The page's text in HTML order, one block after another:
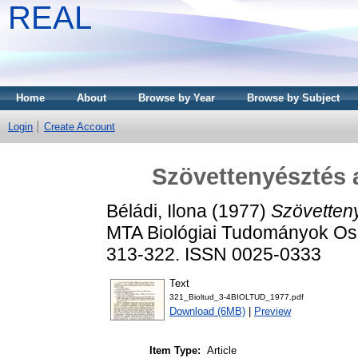
REAL
Home About Browse by Year Browse by Subject
Login Create Account
Béládi, Ilona (1977)
MTA Biológiai Tudományok
313-322. ISSN 0025-0333
Text
321_Bioltud_3-4BIOLTUD_1977.pdf
Download (6MB) Preview
Item Type: Article